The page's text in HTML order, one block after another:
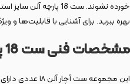
بهره ببرید. برای آشنایی با قابلیت‌ها و
مشخصات فنی ست 18 پارچه آلن سایز استاندارد کروم وانادیوم مدل KSK-218